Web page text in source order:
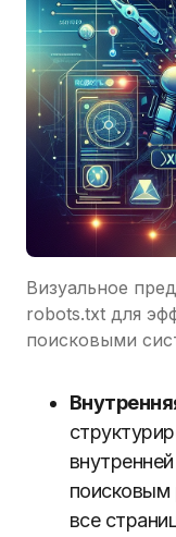
Визуальное
robots.txt для
поисковыми
поисковым
все